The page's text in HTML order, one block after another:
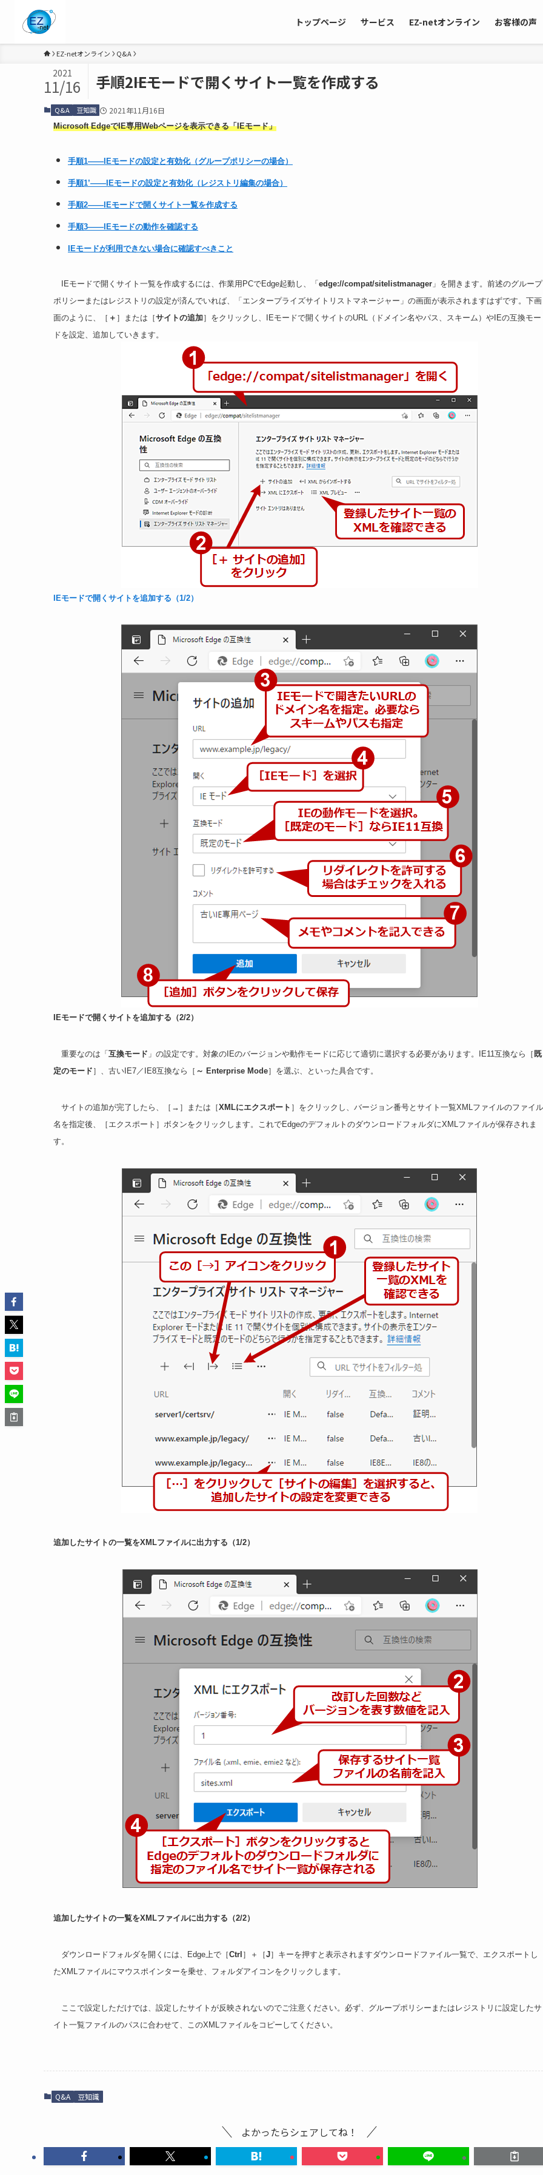
トップページ サービス EZ-netオンライン お客様の声
EZ-netオンライン Q&A
手順2――IEモードで開くサイト一覧を作成する
2021
11/16
Q&A 豆知識 2021年11月16日
Microsoft EdgeでIE専用Webページを表示できる「IEモード」
手順1――IEモードの設定と有効化（グループポリシーの場合）
手順1’――IEモードの設定と有効化（レジストリ編集の場合）
手順2――IEモードで開くサイト一覧を作成する
手順3――IEモードの動作を確認する
IEモードが利用できない場合に確認すべきこと
IEモードで開くサイト一覧を作成するには、作業用PCでEdge起動し、「 edge://compat/sitelistmanager 」を開きます。前述のグループ
ポリシーまたはレジストリの設定が済んでいれば、「エンタープライズサイトリストマネージャー」の画面が表示されますはずです。下画
面のように、［ ＋ ］または［サイトの追加］をクリックし、IEモードで開くサイトのURL（ドメイン名やパス、スキーム）やIEの互換モー
ドを設定、追加していきます。
IEモードで開くサイトを追加する（1/2）
IEモードで開くサイトを追加する（2/2）
重要なのは「 互換モード 」の設定です。対象のIEのバージョンや動作モードに応じて適切に選択する必要があります。IE11互換なら［ 既
定のモード ］、古いIE7／IE8互換なら［ ～ Enterprise Mode］を選ぶ、といった具合です。
サイトの追加が完了したら、［ → ］または［XMLにエクスポート ］をクリックし、バージョン番号とサイト一覧XMLファイルのファイル
名を指定後、［エクスポート］ボタンをクリックします。これでEdgeのデフォルトのダウンロードフォルダにXMLファイルが保存されま
す。
追加したサイトの一覧をXMLファイルに出力する（1/2）
追加したサイトの一覧をXMLファイルに出力する（2/2）
ダウンロードフォルダを開くには、Edge上で［Ctrl ］＋［J］キーを押すと表示されますダウンロードファイル一覧で、エクスポートし
たXMLファイルにマウスポインターを乗せ、フォルダアイコンをクリックします。
ここで設定しただけでは、設定したサイトが反映されないのでご注意ください。必ず、グループポリシーまたはレジストリに設定したサ
イト一覧ファイルのパスに合わせて、このXMLファイルをコピーしてください。
Q&A 豆知識
よかったらシェアしてね！